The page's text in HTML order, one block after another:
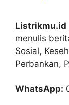
Listrikmu.id
menulis
Sosial,
Perbankan,
WhatsApp: